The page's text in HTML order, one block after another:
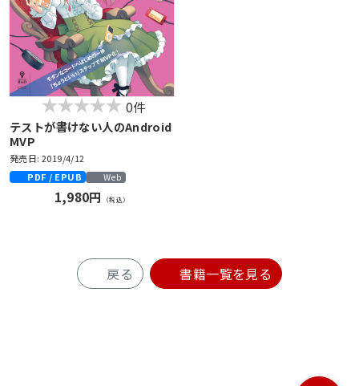
0件
テストが書けない人のAndroid
MVP
発売日: 2019/4/12
PDF / EPUB
Web
1,980円 （税込）
戻る 書籍一覧を見る